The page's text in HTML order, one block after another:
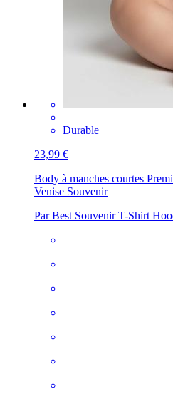
Durable
23,99 €
Body à manches courtes
Venise Souvenir
Par Best Souvenir T-Shirt